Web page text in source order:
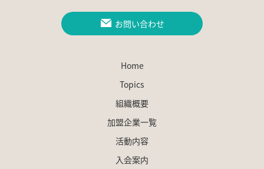
お問い合わせ
Home
Topics
組織概要
加盟企業一覧
活動内容
入会案内